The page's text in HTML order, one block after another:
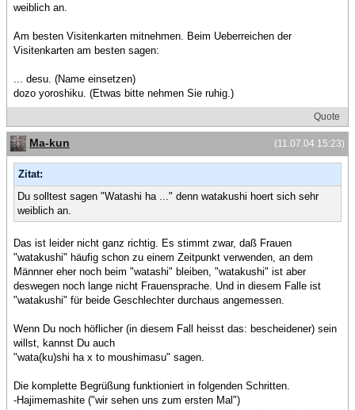
weiblich an.
Am besten Visitenkarten mitnehmen. Beim Ueberreichen der
Visitenkarten am besten sagen:
... desu. (Name einsetzen)
dozo yoroshiku. (Etwas bitte nehmen Sie ruhig.)
Quote
(11.07.04 15:23)
Ma-kun
Zitat:
Du solltest sagen "Watashi ha ..." denn watakushi hoert sich sehr
weiblich an.
Das ist leider nicht ganz richtig. Es stimmt zwar, daß Frauen
"watakushi" häufig schon zu einem Zeitpunkt verwenden, an dem
Männner eher noch beim "watashi" bleiben, "watakushi" ist aber
deswegen noch lange nicht Frauensprache. Und in diesem Falle ist
"watakushi" für beide Geschlechter durchaus angemessen.
Wenn Du noch höflicher (in diesem Fall heisst das: bescheidener) sein
willst, kannst Du auch
"wata(ku)shi ha x to moushimasu" sagen.
Die komplette Begrüßung funktioniert in folgenden Schritten.
-Hajimemashite ("wir sehen uns zum ersten Mal")